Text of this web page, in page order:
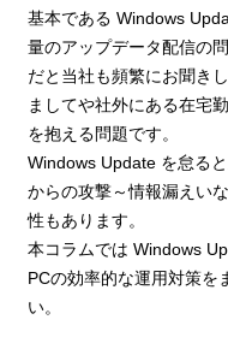
基本である Windows
量のアップデータ配信の
だと当社も頻繁にお聞き
ましてや社外にある在宅
を抱える問題です。
Windows Update を怠る
からの攻撃～情報漏えい
性もあります。
本コラムでは Windows
PCの効率的な運用対策を
い。